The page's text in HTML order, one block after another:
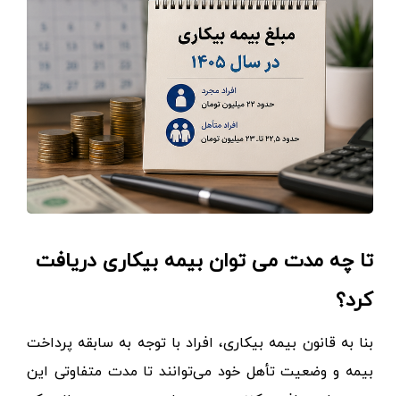
تا چه مدت می توان بیمه بیکاری دریافت
کرد؟
بنا به قانون بیمه بیکاری، افراد با توجه به سابقه پرداخت
بیمه و وضعیت تأهل خود می‌توانند تا مدت متفاوتی این